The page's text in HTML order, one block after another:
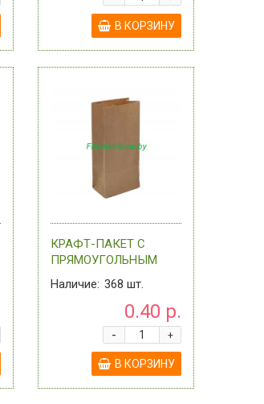
В КОРЗИНУ
КРАФТ-ПАКЕТ С
ПРЯМОУГОЛЬНЫМ
ДНОМ, 29 СМ Х 22 СМ
Х 12 СМ, 0 - В
АССОРТИМЕНТЕ
Наличие: 368 шт.
0.40 р.
+
-
В КОРЗИНУ